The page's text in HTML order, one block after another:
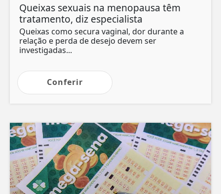
Queixas sexuais na menopausa têm
tratamento, diz especialista
Queixas como secura vaginal, dor durante a
relação e perda de desejo devem ser
investigadas...
Conferir